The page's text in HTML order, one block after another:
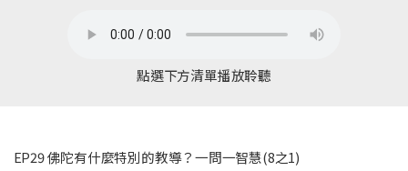
點選下方清單播放聆聽
EP29 佛陀有什麼特別的教導？一問一智慧(8之1)